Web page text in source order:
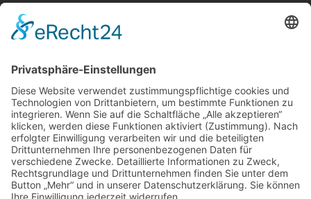
25-27 Heath Street
London NW3 6TR (GB)
Ansprechpartner
Luc Chaudhary
+44 (0)20 7794 3705
www.internationalartistsmanagement.co.uk
internationalartistsmanagement.co.uk